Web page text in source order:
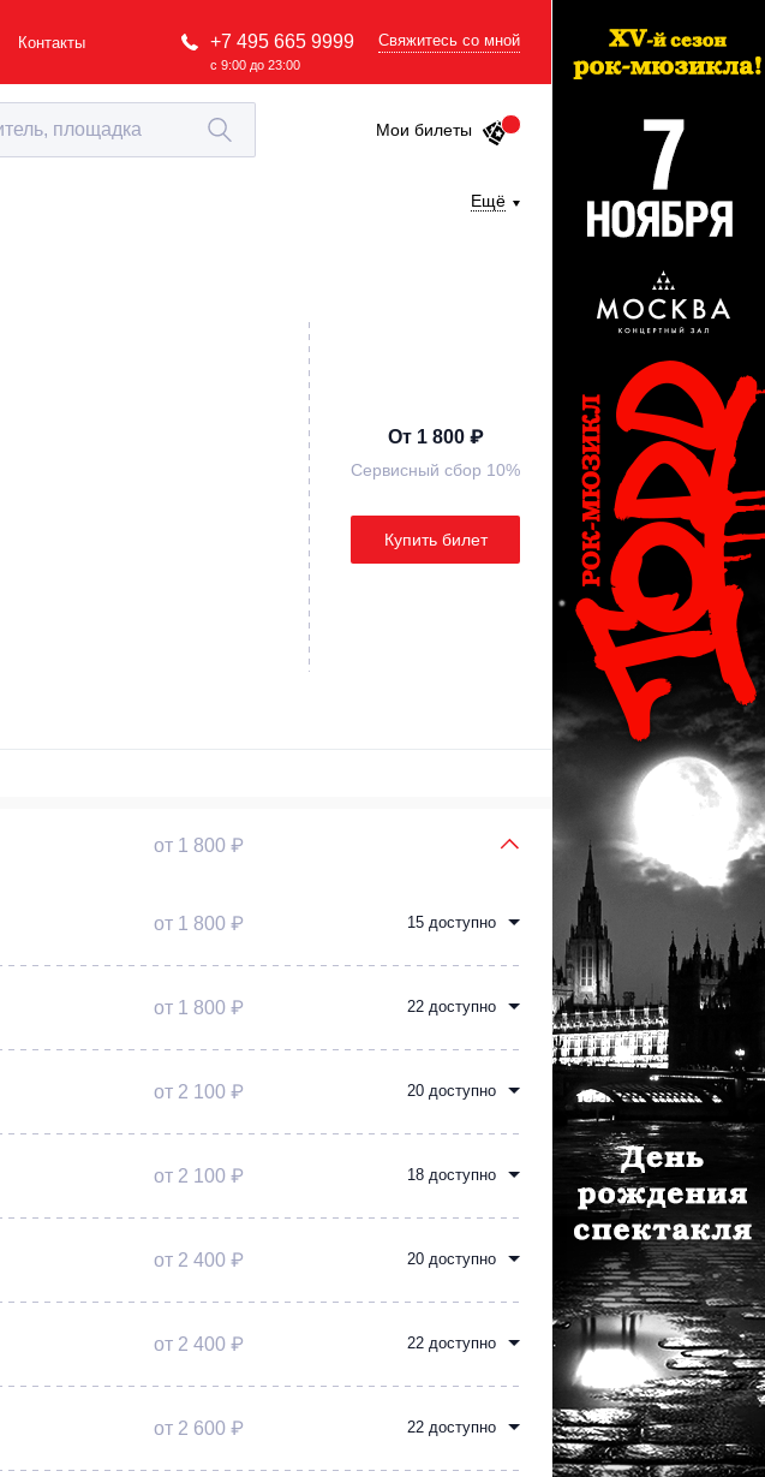
Контакты +7 495 665 9999
с 9:00 до 23:00
Свяжитесь со мной
Мои билеты
Ещё
От 1 800 ₽
Сервисный сбор 10%
Купить билет
от 1 800 ₽
от 1 800 ₽ 15 доступно
от 1 800 ₽ 22 доступно
от 2 100 ₽ 20 доступно
от 2 100 ₽ 18 доступно
от 2 400 ₽ 20 доступно
от 2 400 ₽ 22 доступно
от 2 600 ₽ 22 доступно